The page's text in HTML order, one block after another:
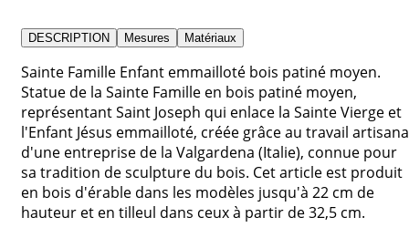
DESCRIPTION Mesures Matériaux
Sainte Famille Enfant emmailloté bois patiné moyen.
Statue de la Sainte Famille en bois patiné moyen,
représentant Saint Joseph qui enlace la Sainte Vierge et
l'Enfant Jésus emmailloté, créée grâce au travail
d'une entreprise de la Valgardena (Italie), connue pour
sa tradition de sculpture du bois. Cet article est produit
en bois d'érable dans les modèles jusqu'à 22 cm de
hauteur et en tilleul dans ceux à partir de 32,5 cm.